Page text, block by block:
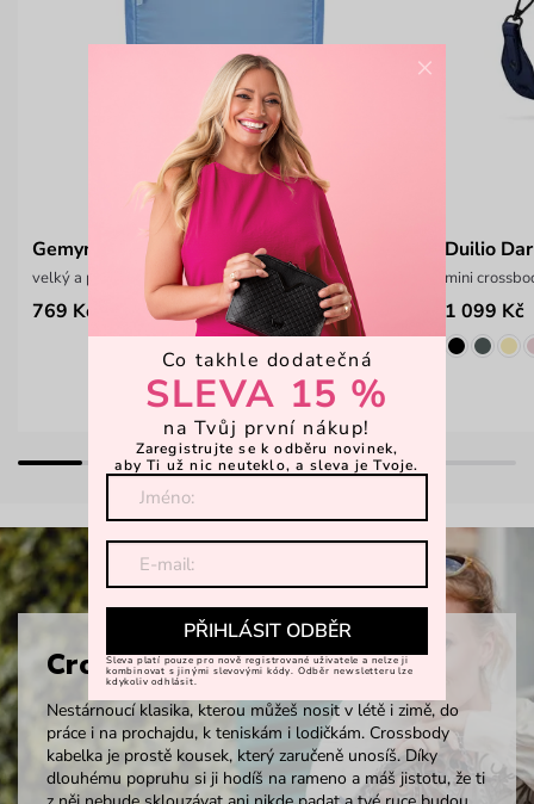
Gemyny Sky Blue
velký a prostorný cestovní batoh
769 Kč 1 399 Kč
Duilio
mini
1 099 Kč
Crossbody
Nestárnoucí klasika, kterou můžeš nosit v létě i zimě, do
práce i na prochajdu, k teniskám i lodičkám. Crossbody
kabelka je prostě kousek, který zaručeně unosíš. Díky
dlouhému popruhu si ji hodíš na rameno a máš jistotu, že ti
×
Co takhle dodatečná
SLEVA 15 %
na Tvůj první nákup!
Zaregistrujte se k odběru novinek,
aby Ti už nic neuteklo, a sleva je Tvoje.
PŘIHLÁSIT ODBĚR
Sleva platí pouze pro nově registrované uživatele a nelze ji
kombinovat s jinými slevovými kódy. Odběr newsletteru lze
kdykoliv odhlásit.